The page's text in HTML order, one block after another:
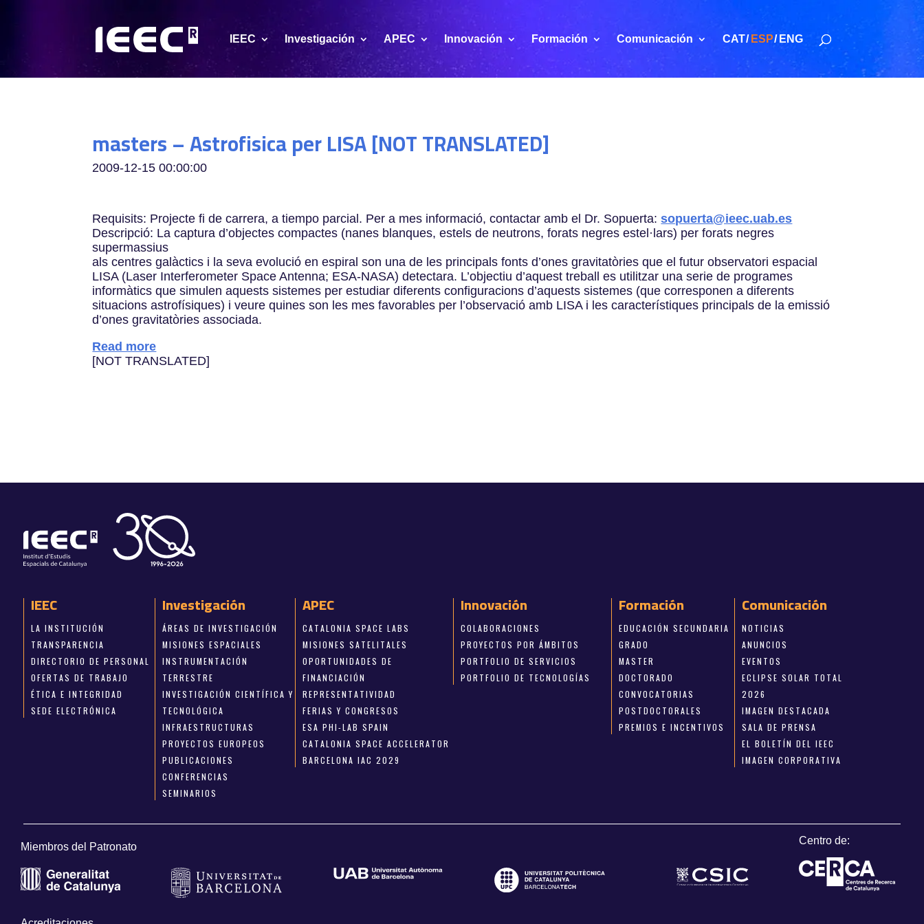
IEEC Investigación APEC Innovación Formación Comunicación CAT ESP ENG
masters – Astrofisica per LISA [NOT TRANSLATED]
2009-12-15 00:00:00
Requisits: Projecte fi de carrera, a tiempo parcial. Per a mes informació, contactar amb el Dr. Sopuerta:sopuerta@ieec.uab.es
Descripció: La captura d’objectes compactes (nanes blanques, estels de neutrons, forats negres estel·lars) per forats negres
supermassius
als centres galàctics i la seva evolució en espiral son una de les principals fonts d’ones gravitatòries que el futur observatori espacial
LISA (Laser Interferometer Space Antenna; ESA-NASA) detectara. L’objectiu d’aquest treball es utilitzar una serie de programes
informàtics que simulen aquests sistemes per estudiar diferents configuracions d’aquests sistemes (que corresponen a diferents
situacions astrofí­siques) i veure quines son les mes favorables per l’observació amb LISA i les característiques principals de la emissió
d’ones gravitatòries associada.
Read more
[NOT TRANSLATED]
IEEC
LA INSTITUCIÓN
TRANSPARENCIA
DIRECTORIO DE PERSONAL
OFERTAS DE TRABAJO
ÉTICA E INTEGRIDAD
SEDE ELECTRÓNICA
Investigación
ÁREAS DE INVESTIGACIÓN
MISIONES ESPACIALES
INSTRUMENTACIÓN
TERRESTRE
INVESTIGACIÓN CIENTÍFICA Y
TECNOLÓGICA
INFRAESTRUCTURAS
PROYECTOS EUROPEOS
PUBLICACIONES
CONFERENCIAS
SEMINARIOS
APEC
CATALONIA SPACE LABS
MISIONES SATELITALES
OPORTUNIDADES DE
FINANCIACIÓN
REPRESENTATIVIDAD
FERIAS Y CONGRESOS
ESA PHI-LAB SPAIN
CATALONIA SPACE ACCELERATOR
BARCELONA IAC 2029
Innovación
COLABORACIONES
PROYECTOS POR ÁMBITOS
PORTFOLIO DE SERVICIOS
PORTFOLIO DE TECNOLOGÍAS
Formación
EDUCACIÓN SECUNDARIA
GRADO
MASTER
DOCTORADO
CONVOCATORIAS
POSTDOCTORALES
PREMIOS E INCENTIVOS
Comunicación
NOTICIAS
ANUNCIOS
EVENTOS
ECLIPSE SOLAR TOTAL
2026
IMAGEN DESTACADA
SALA DE PRENSA
EL BOLETÍN DEL IEEC
IMAGEN CORPORATIVA
Miembros del Patronato
Centro de: